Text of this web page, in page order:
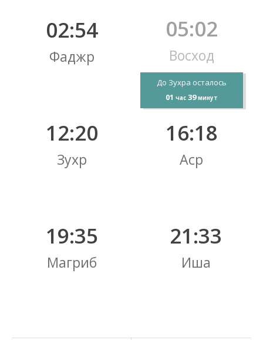
02:54
Фаджр
05:02
Восход
До Зухра осталось
01 час 39 минут
12:20
Зухр
16:18
Аср
19:35
Магриб
21:33
Иша